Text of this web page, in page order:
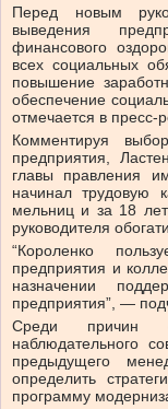
Перед новым
выведения
финансового
всех социальных
повышение
обеспечение
отмечается в пресс-
Комментируя
предприятия,
главы правления
начинал трудовую
мельниц и за 18
руководителя
“Короленко
предприятия и
назначении
предприятия”, —
Среди причин
наблюдательного
предыдущего
определить
программу